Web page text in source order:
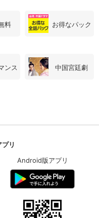
料 お得なパック
ンス 中国宮廷劇
リ
Android版アプリ